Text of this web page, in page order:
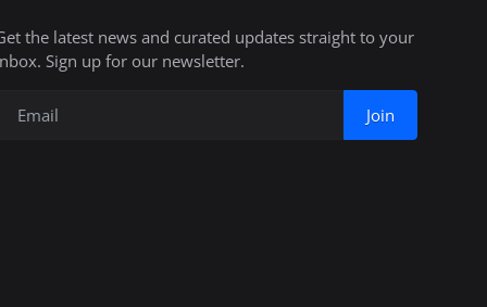
the latest news and curated updates straight to your
Sign up for our newsletter.
Join